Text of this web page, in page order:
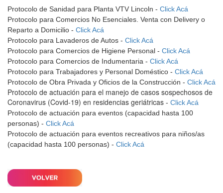
Protocolo de Sanidad para Planta VTV Lincoln - Click Acá
Protocolo para Comercios No Esenciales. Venta con Delivery o
Reparto a Domicilio - Click Acá
Protocolo para Lavaderos de Autos - Click Acá
Protocolo para Comercios de Higiene Personal - Click Acá
Protocolo para Comercios de Indumentaria - Click Acá
Protocolo para Trabajadores y Personal Doméstico - Click Acá
Protocolo de Obra Privada y Oficios de la Construcción - Click Acá
Protocolo de actuación para el manejo de casos sospechosos de
Coronavirus (Covid-19) en residencias geriátricas - Click Acá
Protocolo de actuación para eventos (capacidad hasta 100
personas) - Click Acá
Protocolo de actuación para eventos recreativos para niños/as
(capacidad hasta 100 personas) - Click Acá